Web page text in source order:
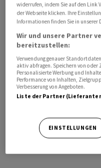
Wie aus Daten des
hervorgeht, steht das
Rückgang von 2,1
erwartet wurde. Die
Prozent gegenüber
einen Rückgang um
117,5 Milliarden Yen
während die Prognose
widerrufen, indem Sie auf den Link
der Webseite klicken. Ihre
Informationen finden Sie in unserer
Wir und unsere Partner
bereitzustellen:
Verwendung genauer
aktiv abfragen. Speichern von oder
Personalisierte Werbung und
Performance von Inhalten,
Verbesserung von Angeboten.
Liste der Partner
EINSTELLUNGEN